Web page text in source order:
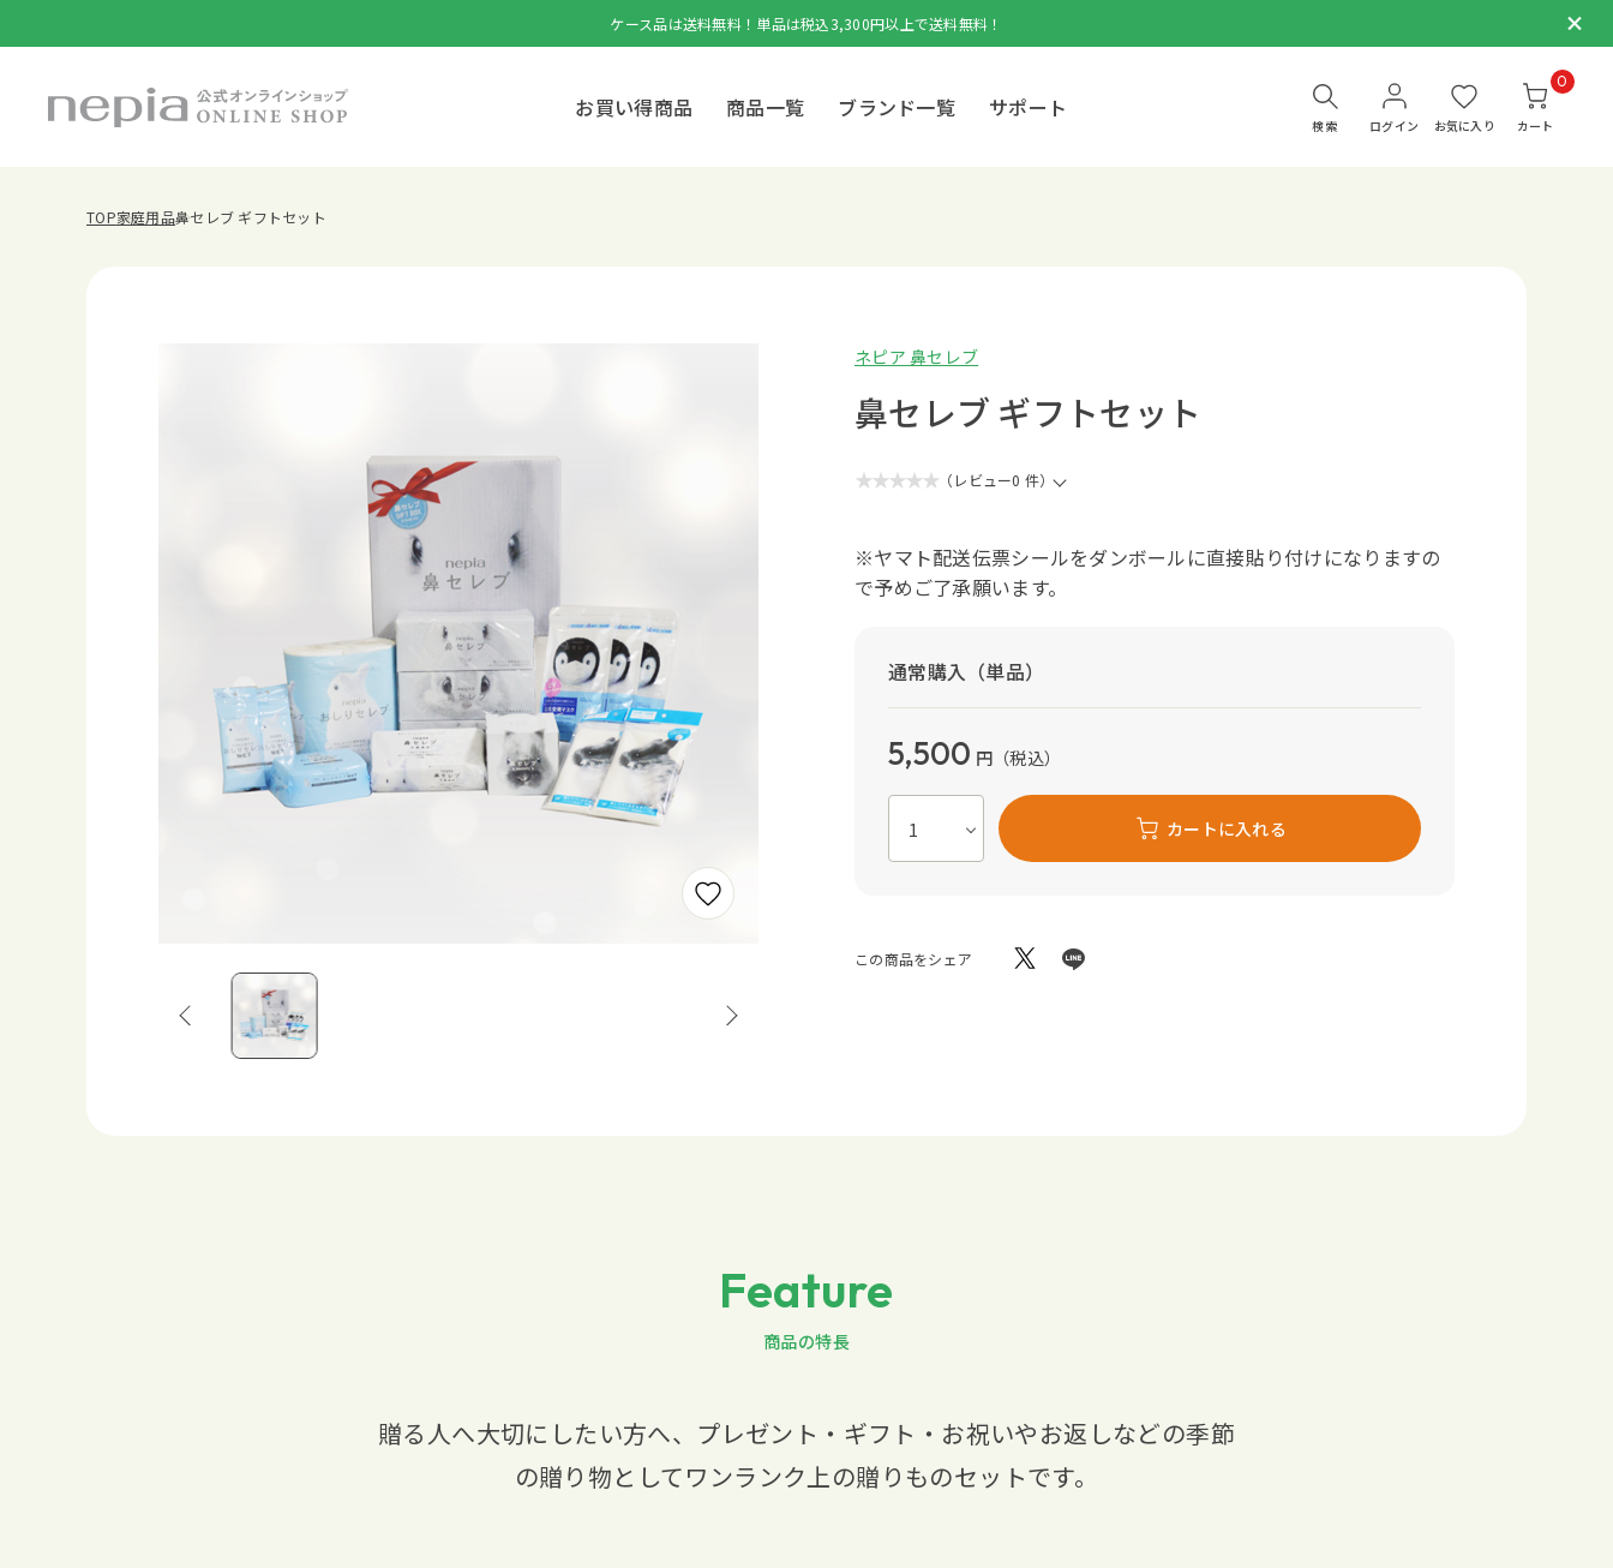
ケース品は送料無料！単品は税込3,300円以上で送料無料！
検索
お買い得商品 商品一覧 ブランド一覧 サポート
ログイン お気に入り
0
カート
TOP家庭用品鼻セレブ ギフトセット
ネピア 鼻セレブ
鼻セレブ ギフトセット
★★★★★ （レビュー0 件）
※ヤマト配送伝票シールをダンボールに直接貼り付けになりますの
で予めご了承願います。
通常購入（単品）
5,500 円（税込）
カートに入れる
この商品をシェア
Feature
商品の特長
贈る人へ大切にしたい方へ、プレゼント・ギフト・お祝いやお返しなどの季節
の贈り物としてワンランク上の贈りものセットです。